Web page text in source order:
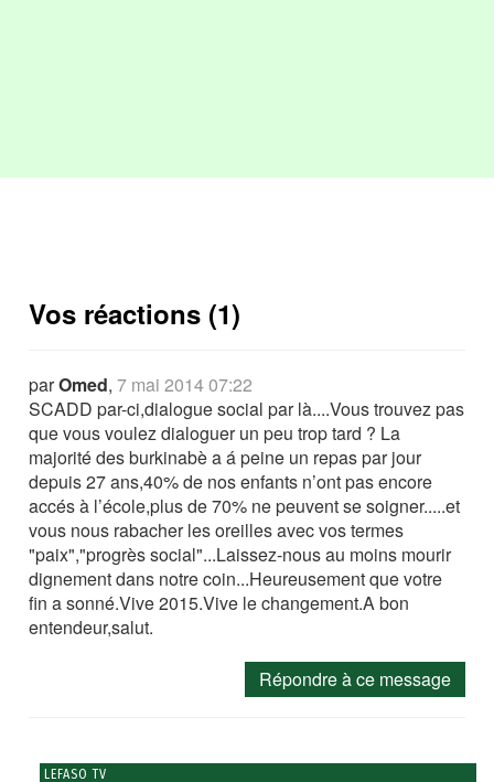
Vos réactions (1)
parOmed,7 mai 2014 07:22
SCADD par-ci,dialogue social par là....Vous trouvez pas
que vous voulez dialoguer un peu trop tard ? La
majorité des burkinabè a á peine un repas par jour
depuis 27 ans,40% de nos enfants n’ont pas encore
accés à l’école,plus de 70% ne peuvent se soigner.....et
vous nous rabacher les oreilles avec vos termes
"paix","progrès social"...Laissez-nous au moins mourir
dignement dans notre coin...Heureusement que votre
fin a sonné.Vive 2015.Vive le changement.A bon
entendeur,salut.
Répondre à ce message
LEFASO TV